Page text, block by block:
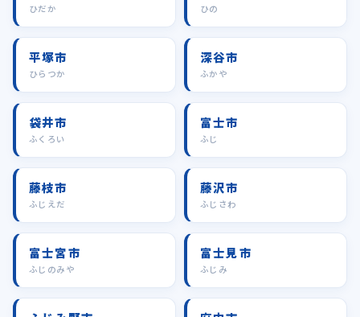
ひだか ひの
平塚市
ひらつか
深谷市
ふかや
袋井市
ふくろい
富士市
ふじ
藤枝市
ふじえだ
藤沢市
ふじさわ
富士宮市
ふじのみや
富士見市
ふじみ